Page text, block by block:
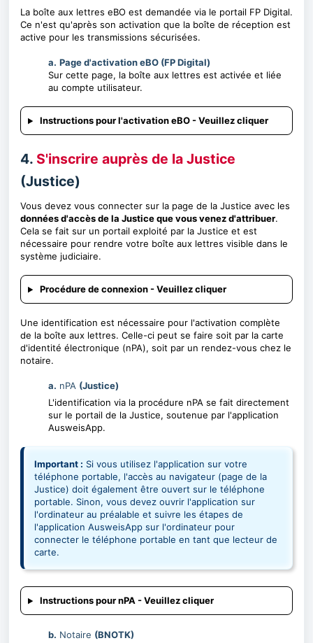
La boîte aux lettres eBO est demandée via le portail FP Digital.
Ce n'est qu'après son activation que la boîte de réception est
active pour les transmissions sécurisées.
a. Page d'activation eBO (FP Digital)
Sur cette page, la boîte aux lettres est activée et liée
au compte utilisateur.
Instructions pour l'activation eBO - Veuillez cliquer
4. S'inscrire auprès de la Justice
(Justice)
Vous devez vous connecter sur la page de la Justice avec les
données d'accès de la Justice que vous venez d'attribuer.
Cela se fait sur un portail exploité par la Justice et est
nécessaire pour rendre votre boîte aux lettres visible dans le
système judiciaire.
Procédure de connexion - Veuillez cliquer
Une identification est nécessaire pour l'activation complète
de la boîte aux lettres. Celle-ci peut se faire soit par la carte
d'identité électronique (nPA), soit par un rendez-vous chez le
notaire.
a. nPA (Justice)
L'identification via la procédure nPA se fait directement
sur le portail de la Justice, soutenue par l'application
AusweisApp.
Important : Si vous utilisez l'application sur votre
téléphone portable, l'accès au navigateur (page de la
Justice) doit également être ouvert sur le téléphone
portable. Sinon, vous devez ouvrir l'application sur
l'ordinateur au préalable et suivre les étapes de
l'application AusweisApp sur l'ordinateur pour
connecter le téléphone portable en tant que lecteur de
carte.
Instructions pour nPA - Veuillez cliquer
b. Notaire (BNOTK)